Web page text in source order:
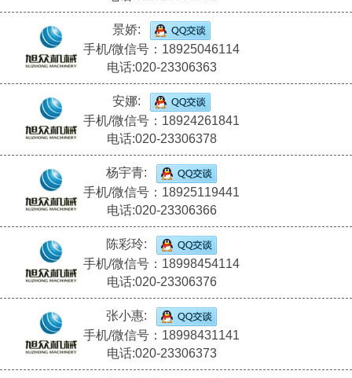
景娇:
手机/微信号：18925046114
电话:020-23306363
安娜:
手机/微信号：18924261841
电话:020-23306378
杨宇青:
手机/微信号：18925119441
电话:020-23306366
陈彩玲:
手机/微信号：18998454114
电话:020-23306376
张小惠:
手机/微信号：18998431141
电话:020-23306373